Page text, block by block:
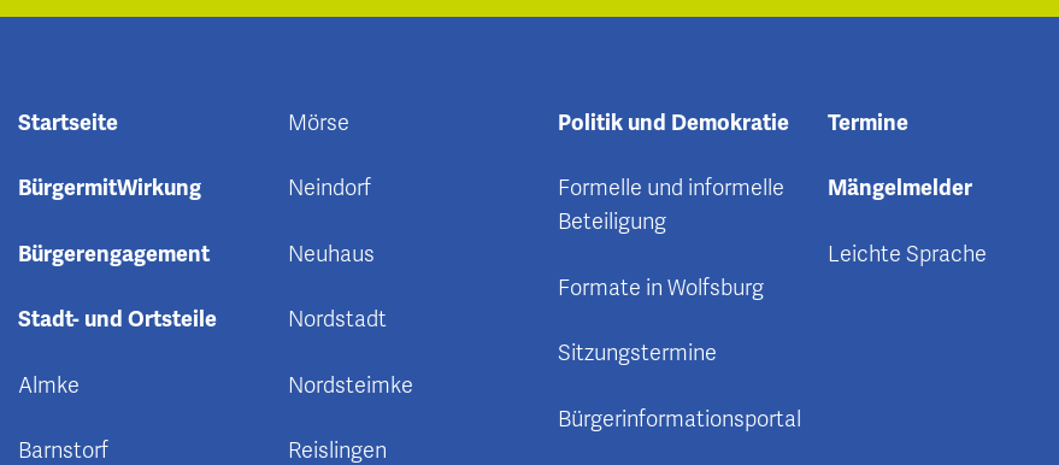
Startseite
BürgermitWirkung
Bürgerengagement
Stadt- und Ortsteile
Almke
Barnstorf
Mörse
Neindorf
Neuhaus
Nordstadt
Nordsteimke
Reislingen
Politik und Demokratie
Formelle und informelle
Beteiligung
Formate in Wolfsburg
Sitzungstermine
Bürgerinformationsportal
Termine
Mängelmelder
Leichte Sprache